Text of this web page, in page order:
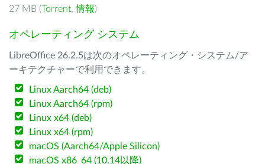
27 MB (Torrent,情報)
オペレーティング システム
LibreOffice 26.2.5は次のオペレーティング・システム/ア
ーキテクチャーで利用できます。
Linux Aarch64 (deb)
Linux Aarch64 (rpm)
Linux x64 (deb)
Linux x64 (rpm)
macOS (Aarch64/Apple Silicon)
macOS x86_64 (10.14以降)